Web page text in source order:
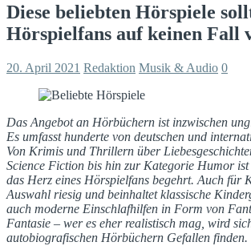
Diese beliebten Hörspiele
Hörspielfans auf keinen Fall
20. April 2021 Redaktion Musik & Audio 0
Das Angebot an Hörbüchern ist inzwischen
Es umfasst hunderte von deutschen und
Von Krimis und Thrillern über
Science Fiction bis hin zur Kategorie Humor
das Herz eines Hörspielfans begehrt. Auch für
Auswahl riesig und beinhaltet klassische
auch moderne Einschlafhilfen in Form von
Fantasie – wer es eher realistisch mag, wird
autobiografischen Hörbüchern Gefallen finden.